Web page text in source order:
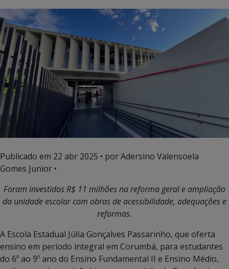
Publicado em 22 abr 2025 • por Adersino Valensoela
Gomes Junior •
Foram investidos R$ 11 milhões na reforma geral e ampliação
da unidade escolar com obras de acessibilidade, adequações e
reformas.
A Escola Estadual Júlia Gonçalves Passarinho, que oferta
ensino em período integral em Corumbá, para estudantes
do 6º ao 9º ano do Ensino Fundamental II e Ensino Médio,